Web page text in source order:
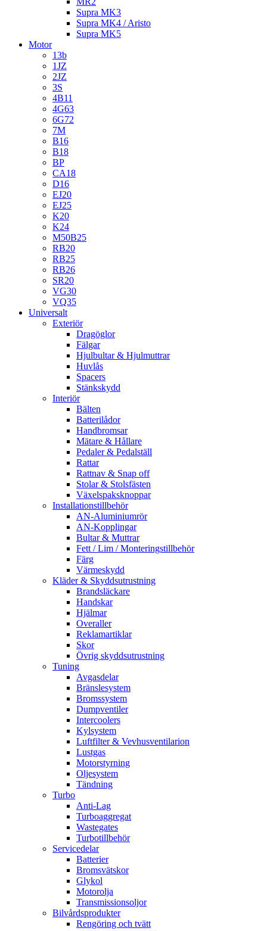
Supra MK3
Supra MK4 / Aristo
Supra MK5
Motor
13b
1JZ
2JZ
3S
4B11
4G63
6G72
7M
B16
B18
BP
CA18
D16
EJ20
EJ25
K20
K24
M50B25
RB20
RB25
RB26
SR20
VG30
VQ35
Universalt
Exteriör
Dragöglor
Fälgar
Hjulbultar & Hjulmuttrar
Huvlås
Spacers
Stänkskydd
Interiör
Bälten
Batterilådor
Handbromsar
Mätare & Hållare
Pedaler & Pedalställ
Rattar
Rattnav & Snap off
Stolar & Stolsfästen
Växelspaksknoppar
Installationstillbehör
AN-Aluminiumrör
AN-Kopplingar
Bultar & Muttrar
Fett / Lim / Monteringstillbehör
Färg
Värmeskydd
Kläder & Skyddsutrustning
Brandsläckare
Handskar
Hjälmar
Overaller
Reklamartiklar
Skor
Övrig skyddsutrustning
Tuning
Avgasdelar
Bränslesystem
Bromssystem
Dumpventiler
Intercoolers
Kylsystem
Luftfilter & Vevhusventilarion
Lustgas
Motorstyrning
Oljesystem
Tändning
Turbo
Anti-Lag
Turboaggregat
Wastegates
Turbotillbehör
Servicedelar
Batterier
Bromsvätskor
Glykol
Motorolja
Transmissionsoljor
Bilvårdsprodukter
Rengöring och tvätt